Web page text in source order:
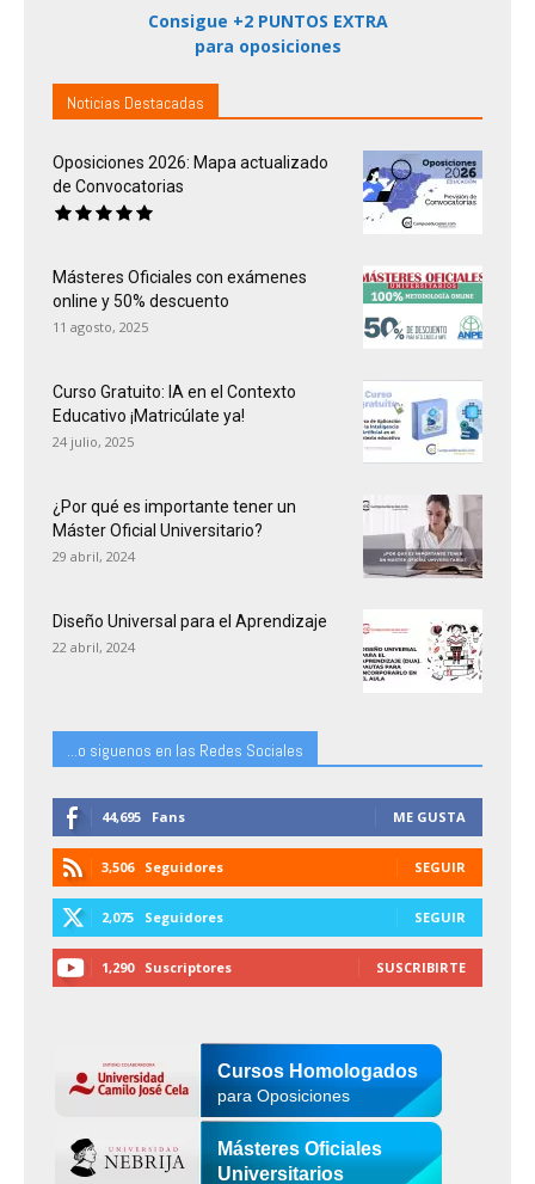
Consigue +2 PUNTOS EXTRA
para oposiciones
Noticias Destacadas
Oposiciones 2026: Mapa actualizado
de Convocatorias
Másteres Oficiales con exámenes
online y 50% descuento
11 agosto, 2025
Curso Gratuito: IA en el Contexto
Educativo ¡Matricúlate ya!
24 julio, 2025
¿Por qué es importante tener un
Máster Oficial Universitario?
29 abril, 2024
Diseño Universal para el Aprendizaje
22 abril, 2024
...o siguenos en las Redes Sociales
44,695 Fans ME GUSTA
3,506 Seguidores SEGUIR
2,075 Seguidores SEGUIR
1,290 Suscriptores SUSCRIBIRTE
Cursos Homologados
para Oposiciones
Másteres Oficiales
Universitarios